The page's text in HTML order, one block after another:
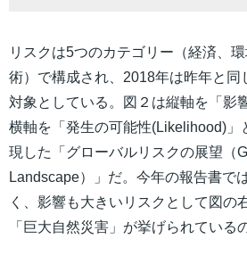
リスクは5つのカテゴリー（経済、
術）で構成され、2018年は昨年と同
対象としている。図２は縦軸を「影
横軸を「発生の可能性(Likelihood)」
現した「グローバルリスクの展望（
Landscape）」だ。今年の報告書で
く、影響も大きいリスクとして図の
「巨大自然災害」が挙げられている